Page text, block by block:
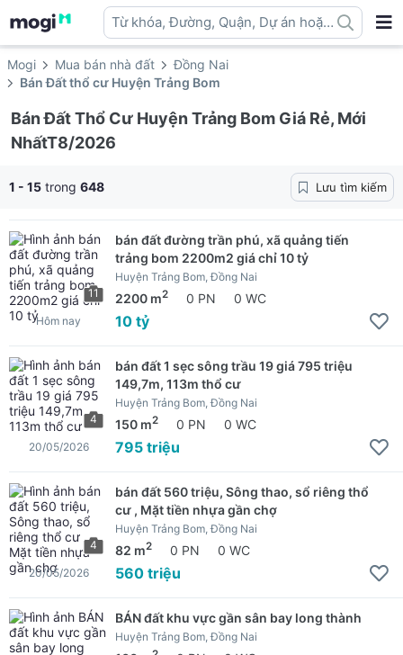
Từ khóa, Đường, Quận, Dự án hoặc
địa danh ...
Mogi Mua bán nhà đất
Đồng Nai
Bán Đất thổ cư Huyện Trảng Bom
Bán Đất Thổ Cư Huyện Trảng Bom Giá Rẻ, Mới
NhấtT8/2026
1 - 15 trong 648 Lưu tìm kiếm
11
bán đất đường trần phú, xã quảng tiến
trảng bom 2200m2 giá chỉ 10 tỷ
Huyện Trảng Bom, Đồng Nai
2200 m2 0 PN 0 WC
10 tỷ
Hôm nay
4
bán đất 1 sẹc sông trầu 19 giá 795 triệu
149,7m, 113m thổ cư
Huyện Trảng Bom, Đồng Nai
150 m2 0 PN 0 WC
795 triệu
20/05/2026
4
bán đất 560 triệu, Sông thao, sổ riêng thổ
cư , Mặt tiền nhựa gần chợ
Huyện Trảng Bom, Đồng Nai
82 m2 0 PN 0 WC
560 triệu
20/05/2026
BÁN đất khu vực gần sân bay long thành
Huyện Trảng Bom, Đồng Nai